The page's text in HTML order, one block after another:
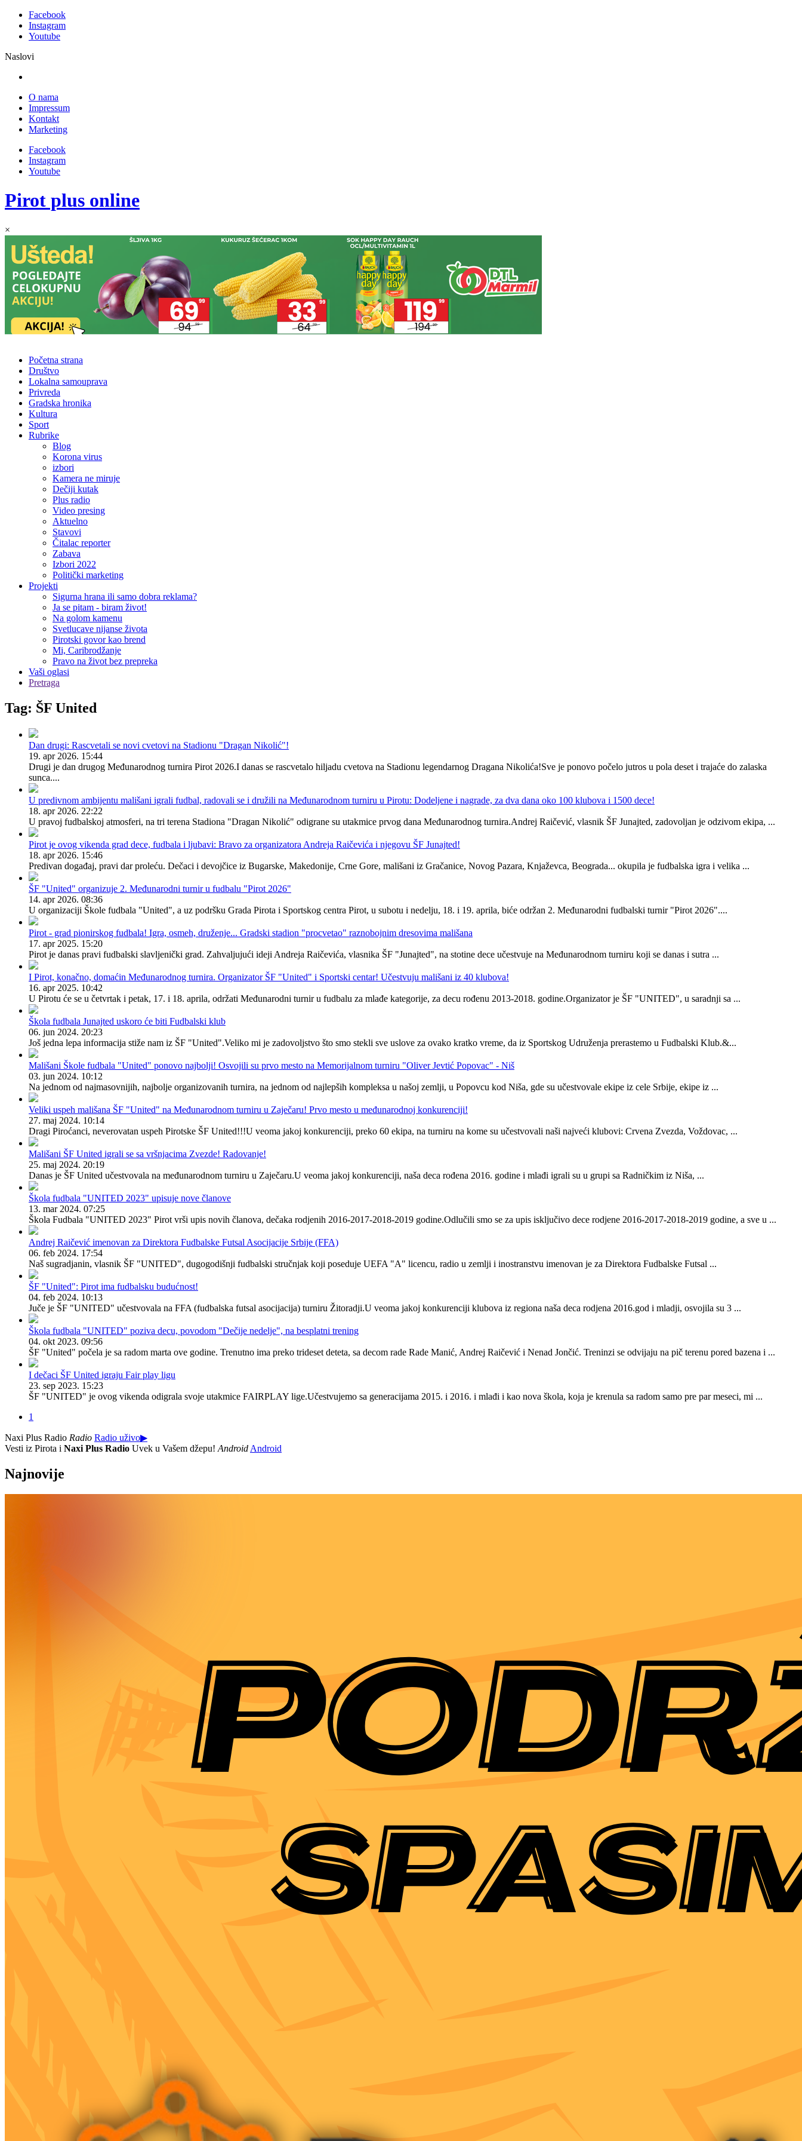
Facebook
Instagram
Youtube
Naslovi
O nama
Impressum
Kontakt
Marketing
Facebook
Instagram
Youtube
Pirot plus online
×
Početna strana
Društvo
Lokalna samouprava
Privreda
Gradska hronika
Kultura
Sport
Rubrike
Blog
Korona virus
izbori
Kamera ne miruje
Dečiji kutak
Plus radio
Video presing
Aktuelno
Stavovi
Čitalac reporter
Zabava
Izbori 2022
Politički marketing
Projekti
Sigurna hrana ili samo dobra reklama?
Ja se pitam - biram život!
Na golom kamenu
Svetlucave nijanse života
Pirotski govor kao brend
Mi, Caribrodžanje
Pravo na život bez prepreka
Vaši oglasi
Pretraga
Tag: ŠF United
Dan drugi: Rascvetali se novi cvetovi na Stadionu "Dragan Nikolić"!
19. apr 2026. 15:44
Drugi je dan drugog Međunarodnog turnira Pirot 2026.I danas se rascvetalo hiljadu cvetova na Stadionu legendarnog Dragana Nikolića!Sve je ponovo počelo jutros u pola deset i trajaće do zalaska
sunca....
U predivnom ambijentu mališani igrali fudbal, radovali se i družili na Međunarodnom turniru u Pirotu: Dodeljene i nagrade, za dva dana oko 100 klubova i 1500 dece!
18. apr 2026. 22:22
U pravoj fudbalskoj atmosferi, na tri terena Stadiona "Dragan Nikolić" odigrane su utakmice prvog dana Međunarodnog turnira.Andrej Raičević, vlasnik ŠF Junajted, zadovoljan je odzivom ekipa, ...
Pirot je ovog vikenda grad dece, fudbala i ljubavi: Bravo za organizatora Andreja Raičevića i njegovu ŠF Junajted!
18. apr 2026. 15:46
Predivan događaj, pravi dar proleću. Dečaci i devojčice iz Bugarske, Makedonije, Crne Gore, mališani iz Gračanice, Novog Pazara, Knjaževca, Beograda... okupila je fudbalska igra i velika ...
ŠF "United" organizuje 2. Međunarodni turnir u fudbalu "Pirot 2026"
14. apr 2026. 08:36
U organizaciji Škole fudbala "United", a uz podršku Grada Pirota i Sportskog centra Pirot, u subotu i nedelju, 18. i 19. aprila, biće održan 2. Međunarodni fudbalski turnir "Pirot 2026"....
Pirot - grad pionirskog fudbala! Igra, osmeh, druženje... Gradski stadion "procvetao" raznobojnim dresovima mališana
17. apr 2025. 15:20
Pirot je danas pravi fudbalski slavljenički grad. Zahvaljujući ideji Andreja Raičevića, vlasnika ŠF "Junajted", na stotine dece učestvuje na Međunarodnom turniru koji se danas i sutra ...
I Pirot, konačno, domaćin Međunarodnog turnira. Organizator ŠF "United" i Sportski centar! Učestvuju mališani iz 40 klubova!
16. apr 2025. 10:42
U Pirotu će se u četvrtak i petak, 17. i 18. aprila, održati Međunarodni turnir u fudbalu za mlađe kategorije, za decu rođenu 2013-2018. godine.Organizator je ŠF "UNITED", u saradnji sa ...
Škola fudbala Junajted uskoro će biti Fudbalski klub
06. jun 2024. 20:23
Još jedna lepa informacija stiže nam iz ŠF "United".Veliko mi je zadovoljstvo što smo stekli sve uslove za ovako kratko vreme, da iz Sportskog Udruženja prerastemo u Fudbalski Klub.&...
Mališani Škole fudbala "United" ponovo najbolji! Osvojili su prvo mesto na Memorijalnom turniru "Oliver Jevtić Popovac" - Niš
03. jun 2024. 10:12
Na jednom od najmasovnijih, najbolje organizovanih turnira, na jednom od najlepših kompleksa u našoj zemlji, u Popovcu kod Niša, gde su učestvovale ekipe iz cele Srbije, ekipe iz ...
Veliki uspeh mališana ŠF "United" na Međunarodnom turniru u Zaječaru! Prvo mesto u međunarodnoj konkurenciji!
27. maj 2024. 10:14
Dragi Piroćanci, neverovatan uspeh Pirotske ŠF United!!!U veoma jakoj konkurenciji, preko 60 ekipa, na turniru na kome su učestvovali naši najveći klubovi: Crvena Zvezda, Voždovac, ...
Mališani ŠF United igrali se sa vršnjacima Zvezde! Radovanje!
25. maj 2024. 20:19
Danas je ŠF United učestvovala na međunarodnom turniru u Zaječaru.U veoma jakoj konkurenciji, naša deca rođena 2016. godine i mlađi igrali su u grupi sa Radničkim iz Niša, ...
Škola fudbala "UNITED 2023" upisuje nove članove
13. mar 2024. 07:25
Škola Fudbala "UNITED 2023" Pirot vrši upis novih članova, dečaka rodjenih 2016-2017-2018-2019 godine.Odlučili smo se za upis isključivo dece rodjene 2016-2017-2018-2019 godine, a sve u ...
Andrej Raičević imenovan za Direktora Fudbalske Futsal Asocijacije Srbije (FFA)
06. feb 2024. 17:54
Naš sugradjanin, vlasnik ŠF "UNITED", dugogodišnji fudbalski stručnjak koji poseduje UEFA "A" licencu, radio u zemlji i inostranstvu imenovan je za Direktora Fudbalske Futsal ...
ŠF "United": Pirot ima fudbalsku budućnost!
04. feb 2024. 10:13
Juče je ŠF "UNITED" učestvovala na FFA (fudbalska futsal asocijacija) turniru Žitoradji.U veoma jakoj konkurenciji klubova iz regiona naša deca rodjena 2016.god i mladji, osvojila su 3 ...
Škola fudbala "UNITED" poziva decu, povodom "Dečije nedelje", na besplatni trening
04. okt 2023. 09:56
ŠF "United" počela je sa radom marta ove godine. Trenutno ima preko trideset deteta, sa decom rade Rade Manić, Andrej Raičević i Nenad Jončić. Treninzi se odvijaju na pič terenu pored bazena i ...
I dečaci ŠF United igraju Fair play ligu
23. sep 2023. 15:23
ŠF "UNITED" je ovog vikenda odigrala svoje utakmice FAIRPLAY lige.Učestvujemo sa generacijama 2015. i 2016. i mlađi i kao nova škola, koja je krenula sa radom samo pre par meseci, mi ...
1
Naxi Plus Radio Radio Radio uživo▶
Vesti iz Pirota i Naxi Plus Radio Uvek u Vašem džepu! Android Android
Najnovije